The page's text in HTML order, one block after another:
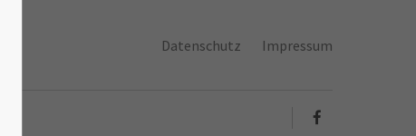
About usDatenschutz Impressum